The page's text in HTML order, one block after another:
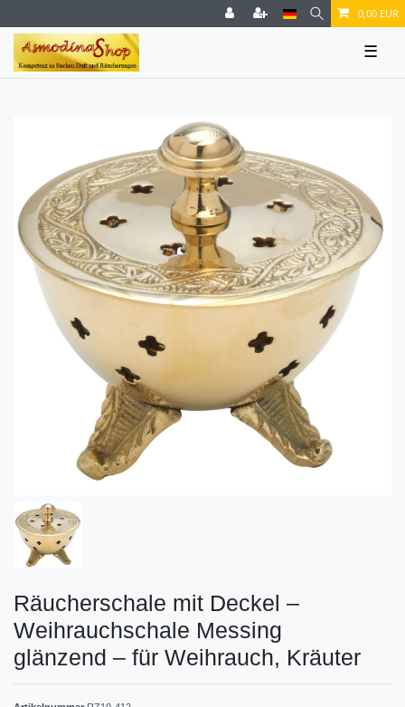
0,00 EUR
☰
Räucherschale mit Deckel –
Weihrauchschale Messing
glänzend – für Weihrauch, Kräuter